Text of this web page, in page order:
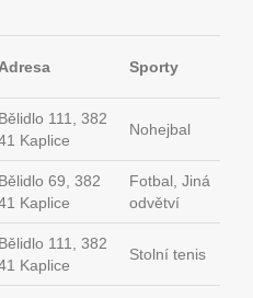
Adresa Sporty
Bělidlo 111, 382
Kaplice
Nohejbal
Bělidlo 69, 382
Kaplice
Fotbal, Jiná
odvětví
Bělidlo 111, 382
Kaplice
Stolní tenis